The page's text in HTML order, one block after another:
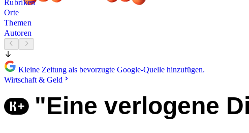
Rubriken
Orte
Themen
Autoren
Kleine Zeitung als bevorzugte Google-Quelle hinzufügen.
Wirtschaft & Geld
"Eine verlogene